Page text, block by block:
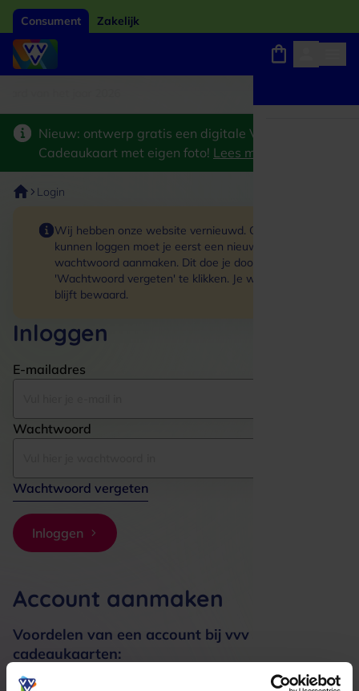
Consument Zakelijk
Nieuw: ontwerp gratis een digitale VVV
Cadeaukaart met eigen foto! Lees meer
Login
Wij hebben onze website vernieuwd. Om in te
kunnen loggen moet je eerst een nieuw
wachtwoord aanmaken. Dit doe je door op de link
'Wachtwoord vergeten' te klikken. Je winkelmand
blijft bewaard.
Inloggen
E-mailadres
Wachtwoord
Wachtwoord vergeten
Inloggen
Account aanmaken
Voordelen van een account bij vvv
cadeaukaarten: